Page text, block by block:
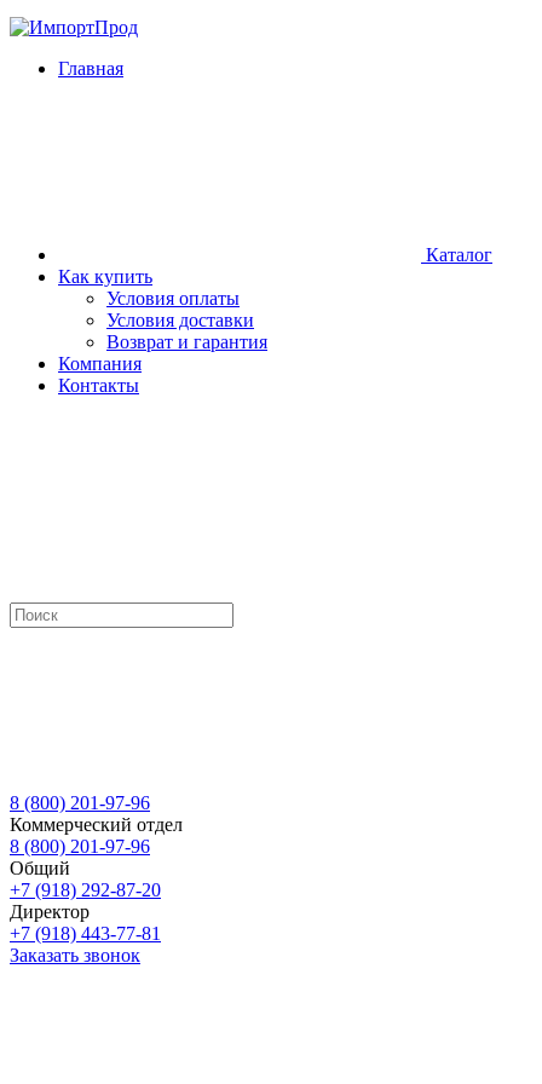
Главная
Каталог
Как купить
Условия оплаты
Условия доставки
Возврат и гарантия
Компания
Контакты
8 (800) 201-97-96
Коммерческий отдел
8 (800) 201-97-96
Общий
+7 (918) 292-87-20
Директор
+7 (918) 443-77-81
Заказать звонок